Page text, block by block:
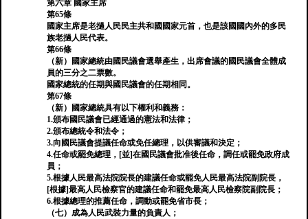
第六章 國家主席
第65條
國家主席是老撾人民民主共和國國家元首，也是該國國內外的多民
族老撾人民代表。
第66條
（新）國家總統由國民議會選舉產生，出席會議的國民議會全體成
員的三分之二票數。
國家總統的任期與國民議會的任期相同。
第67條
（新）國家總統具有以下權利和義務：
1.頒布國民議會已經通過的憲法和法律；
2.頒布總統令和法令；
3.向國民議會提議任命或免任總理，以供審議和決定；
4.任命或罷免總理，[並]在國民議會批准後任命，調任或罷免政府成
員；
5.根據人民最高法院院長的建議任命或罷免人民最高法院副院長，
[根據]最高人民檢察官的建議任命和罷免最高人民檢察院副院長；
6.根據總理的推薦任命，調動或罷免省市長；
（七）成為人民武裝力量的負責人；